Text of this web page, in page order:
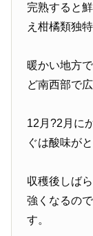
完熟すると
え柑橘類独
暖かい地方
ど南西部で
12月?2月に
ぐは酸味が
収穫後しば
強くなるの
す。